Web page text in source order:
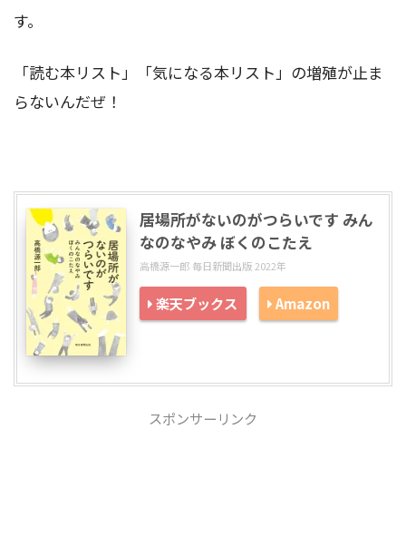
す。
「読む本リスト」「気になる本リスト」の増殖が止ま
らないんだぜ！
居場所がないのがつらいです みん
なのなやみ ぼくのこたえ
高橋源一郎 毎日新聞出版 2022年
楽天ブックス Amazon
スポンサーリンク